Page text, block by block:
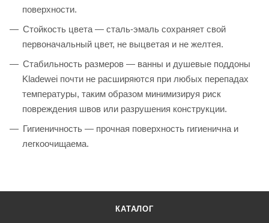
поверхности.
Стойкость цвета — сталь-эмаль сохраняет свой
первоначальный цвет, не выцветая и не желтея.
Стабильность размеров — ванны и душевые поддоны
Kladewei почти не расширяются при любых перепадах
температуры, таким образом минимизируя риск
повреждения швов или разрушения конструкции.
Гигиеничность — прочная поверхность гигиенична и
легкоочищаема.
КАТАЛОГ